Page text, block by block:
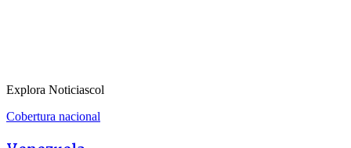
Explora Noticiascol
Cobertura nacional